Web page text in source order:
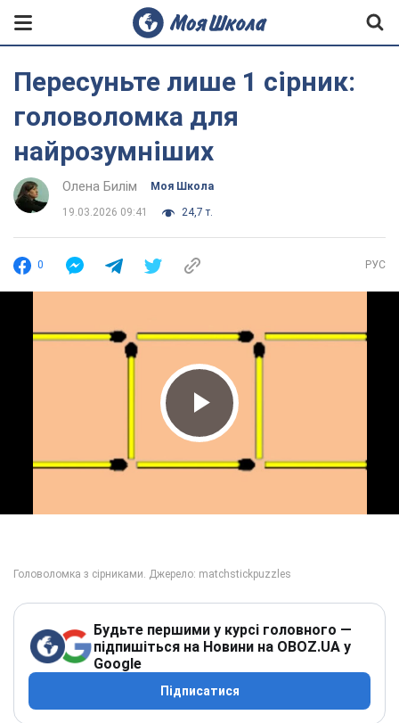
Пересуньте лише 1 сірник:
головоломка для
найрозумніших
Олена Билім Моя Школа
19.03.2026 09:41 24,7 т.
0 РУС
Play Video
Будьте першими у курсі головного —
підпишіться на Новини на OBOZ.UA у
Google
Підписатися